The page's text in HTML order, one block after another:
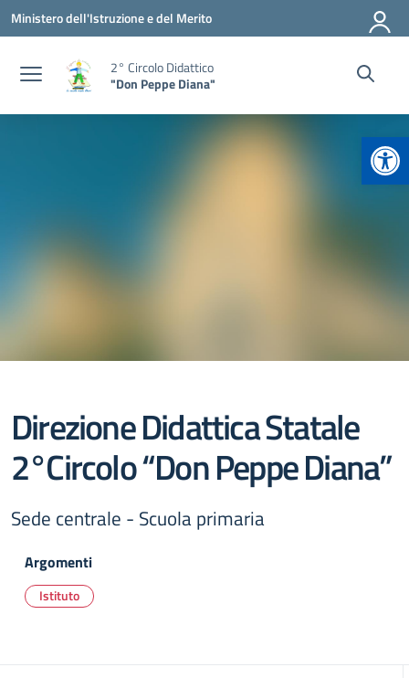
Vai ai contenuti
Vai al menu di navigazione
Vai al footer
Ministero dell'Istruzione e del Merito
2° Circolo Didattico
"Don Peppe Diana"
Direzione Didattica Statale
2°Circolo “Don Peppe Diana”
Sede centrale - Scuola primaria
Argomenti
Istituto